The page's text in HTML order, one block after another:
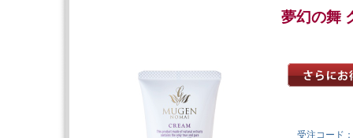
夢幻の舞
受注コード：